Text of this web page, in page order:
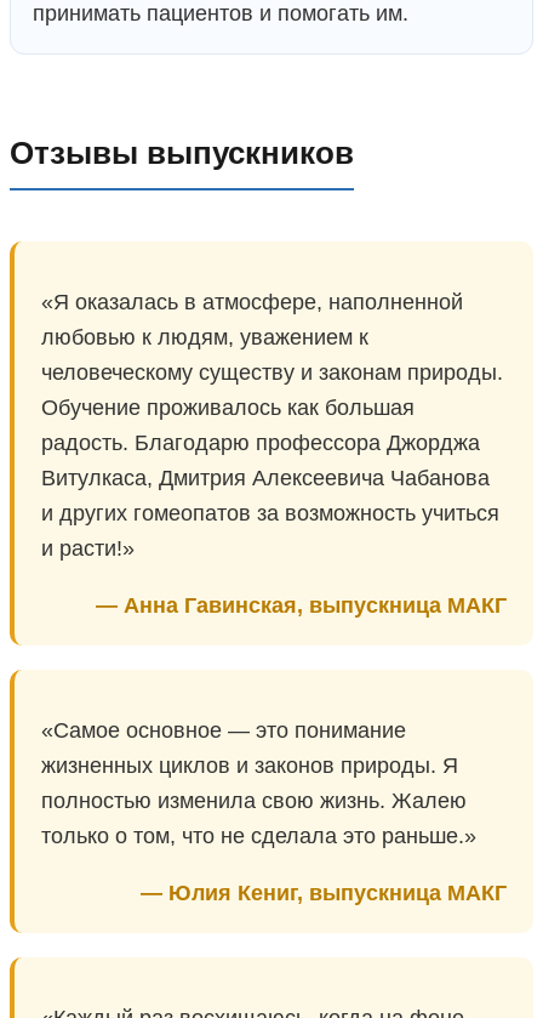
принимать пациентов и помогать им.
Отзывы выпускников
«Я оказалась в атмосфере, наполненной
любовью к людям, уважением к
человеческому существу и законам природы.
Обучение проживалось как большая
радость. Благодарю профессора Джорджа
Витулкаса, Дмитрия Алексеевича Чабанова
и других гомеопатов за возможность учиться
и расти!»
— Анна Гавинская, выпускница МАКГ
«Самое основное — это понимание
жизненных циклов и законов природы. Я
полностью изменила свою жизнь. Жалею
только о том, что не сделала это раньше.»
— Юлия Кениг, выпускница МАКГ